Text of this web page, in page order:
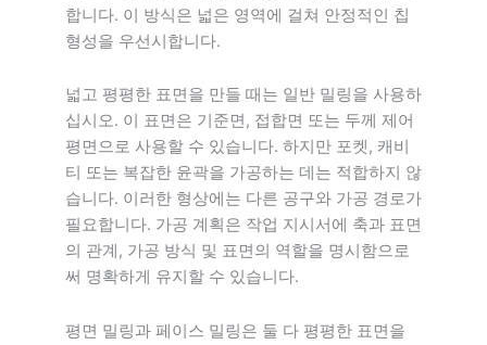
합니다. 이 방식은 넓은 영역에 걸쳐 안정적인 칩
형성을 우선시합니다.
넓고 평평한 표면을 만들 때는 일반 밀링을 사용하
십시오. 이 표면은 기준면, 접합면 또는 두께 제어
평면으로 사용할 수 있습니다. 하지만 포켓, 캐비
티 또는 복잡한 윤곽을 가공하는 데는 적합하지 않
습니다. 이러한 형상에는 다른 공구와 가공 경로가
필요합니다. 가공 계획은 작업 지시서에 축과 표면
의 관계, 가공 방식 및 표면의 역할을 명시함으로
써 명확하게 유지할 수 있습니다.
평면 밀링과 페이스 밀링은 둘 다 평평한 표면을